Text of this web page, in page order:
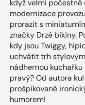
když velmi
modernizace
prorazit s
značky Drzé bikiny.
kdy jsou Twiggy,
uchvátit trh
nádhernou
pravý? Od autora
prošpikované
humorem!